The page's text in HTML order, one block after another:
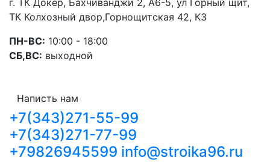
ТК Колхозный двор,Горнощитская 42, К3
ПН-ВС: 10:00 - 18:00
СБ,ВС: выходной
Написть нам
+7(343)271-55-99
+7(343)271-77-99
+79826945599 info@stroika96.ru